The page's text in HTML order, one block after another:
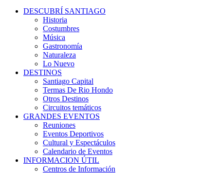
DESCUBRÍ SANTIAGO
Historia
Costumbres
Música
Gastronomía
Naturaleza
Lo Nuevo
DESTINOS
Santiago Capital
Termas De Rio Hondo
Otros Destinos
Circuitos temáticos
GRANDES EVENTOS
Reuniones
Eventos Deportivos
Cultural y Espectáculos
Calendario de Eventos
INFORMACION ÚTIL
Centros de Información